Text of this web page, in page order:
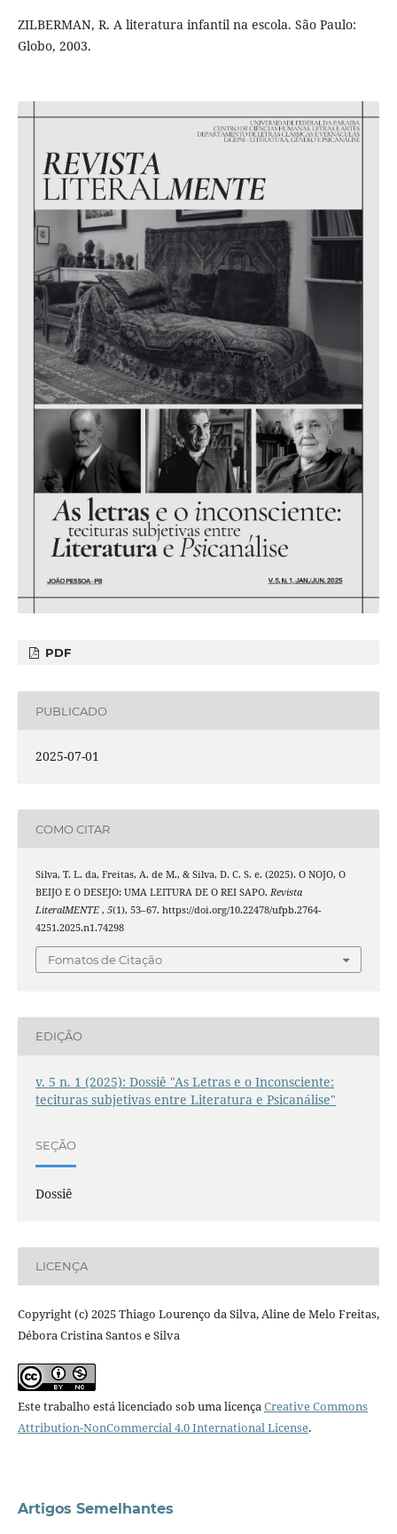
ZILBERMAN, R. A literatura infantil na escola. São Paulo:
Globo, 2003.
PDF
PUBLICADO
2025-07-01
COMO CITAR
Silva, T. L. da, Freitas, A. de M., & Silva, D. C. S. e. (2025). O NOJO, O
BEIJO E O DESEJO: UMA LEITURA DE O REI SAPO. Revista
LiteralMENTE , 5(1), 53–67. https://doi.org/10.22478/ufpb.2764-
4251.2025.n1.74298
Fomatos de Citação
EDIÇÃO
v. 5 n. 1 (2025): Dossiê "As Letras e o Inconsciente:
tecituras subjetivas entre Literatura e Psicanálise"
SEÇÃO
Dossiê
LICENÇA
Copyright (c) 2025 Thiago Lourenço da Silva, Aline de Melo Freitas,
Débora Cristina Santos e Silva
Este trabalho está licenciado sob uma licençaCreative Commons
Attribution-NonCommercial 4.0 International License.
Artigos Semelhantes